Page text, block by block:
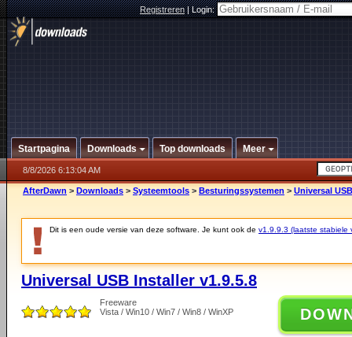
Registreren|Login:
Startpagina Downloads Top downloads Meer
8/8/2026 6:13:04 AM
AfterDawn > Downloads > Systeemtools > Besturingssystemen > Universal
Dit is een oude versie van deze software. Je kunt ook de v1.9.9.3 (laatste stabiele
Universal USB Installer v1.9.5.8
Freeware
Vista / Win10 / Win7 / Win8 / WinXP